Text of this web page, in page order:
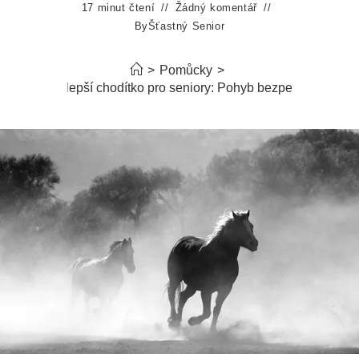
17 minut čtení
Žádný komentář
ByŠťastný Senior
> Pomůcky >
Nejlepší chodítko pro seniory: Pohyb bezpečně